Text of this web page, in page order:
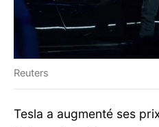
Reuters
Tesla a augmenté ses